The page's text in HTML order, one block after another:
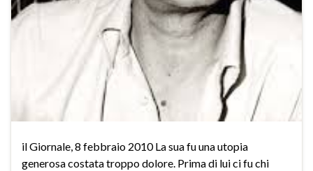
il Giornale, 8 febbraio 2010 La sua fu una utopia
generosa costata troppo dolore. Prima di lui ci fu chi